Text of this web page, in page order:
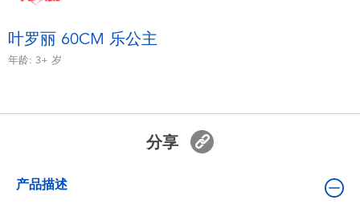
毛绒公仔玩具
叶罗丽 60CM 乐公主
年龄: 3+ 岁
分享
产品描述